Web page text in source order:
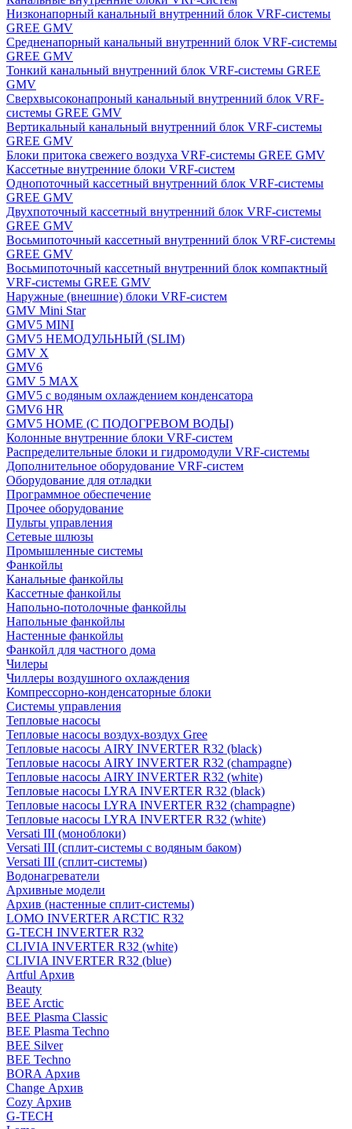
Низконапорный канальный внутренний блок VRF-системы
GREE GMV
Средненапорный канальный внутренний блок VRF-системы
GREE GMV
Тонкий канальный внутренний блок VRF-системы GREE
GMV
Сверхвысоконапроный канальный внутренний блок VRF-
системы GREE GMV
Вертикальный канальный внутренний блок VRF-системы
GREE GMV
Блоки притока свежего воздуха VRF-системы GREE GMV
Кассетные внутренние блоки VRF-систем
Однопоточный кассетный внутренний блок VRF-системы
GREE GMV
Двухпоточный кассетный внутренний блок VRF-системы
GREE GMV
Восьмипоточный кассетный внутренний блок VRF-системы
GREE GMV
Восьмипоточный кассетный внутренний блок компактный
VRF-системы GREE GMV
Наружные (внешние) блоки VRF-систем
GMV Mini Star
GMV5 MINI
GMV5 НЕМОДУЛЬНЫЙ (SLIM)
GMV X
GMV6
GMV 5 MAX
GMV5 с водяным охлаждением конденсатора
GMV6 HR
GMV5 HOME (С ПОДОГРЕВОМ ВОДЫ)
Колонные внутренние блоки VRF-систем
Распределительные блоки и гидромодули VRF-системы
Дополнительное оборудование VRF-систем
Оборудование для отладки
Программное обеспечение
Прочее оборудование
Пульты управления
Сетевые шлюзы
Промышленные системы
Фанкойлы
Канальные фанкойлы
Кассетные фанкойлы
Напольно-потолочные фанкойлы
Напольные фанкойлы
Настенные фанкойлы
Фанкойл для частного дома
Чилеры
Чиллеры воздушного охлаждения
Компрессорно-конденсаторные блоки
Системы управления
Тепловые насосы
Тепловые насосы воздух-воздух Gree
Тепловые насосы AIRY INVERTER R32 (black)
Тепловые насосы AIRY INVERTER R32 (champagne)
Тепловые насосы AIRY INVERTER R32 (white)
Тепловые насосы LYRA INVERTER R32 (black)
Тепловые насосы LYRA INVERTER R32 (champagne)
Тепловые насосы LYRA INVERTER R32 (white)
Versati III (моноблоки)
Versati III (сплит-системы с водяным баком)
Versati III (сплит-системы)
Водонагреватели
Архивные модели
Архив (настенные сплит-системы)
LOMO INVERTER ARCTIC R32
G-TECH INVERTER R32
CLIVIA INVERTER R32 (white)
CLIVIA INVERTER R32 (blue)
Artful Архив
Beauty
BEE Arctic
BEE Plasma Classic
BEE Plasma Techno
BEE Silver
BEE Techno
BORA Архив
Change Архив
Cozy Архив
G-TECH